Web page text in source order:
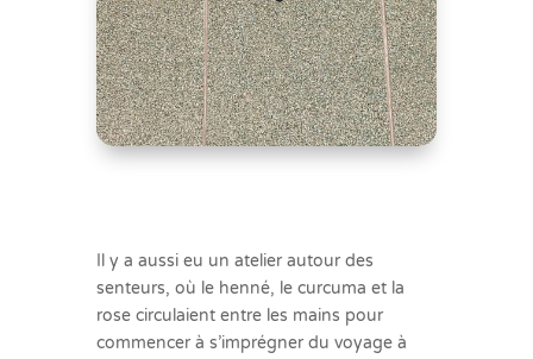
Il y a aussi eu un atelier autour des
senteurs, où le henné, le curcuma et la
rose circulaient entre les mains pour
commencer à s’imprégner du voyage à